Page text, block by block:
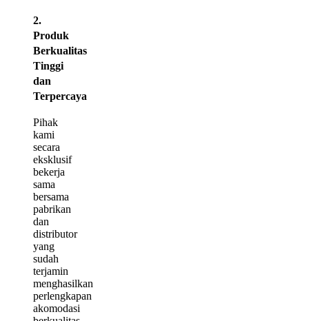
2.
Produk
Berkualitas
Tinggi
dan
Terpercaya
Pihak
kami
secara
eksklusif
bekerja
sama
bersama
pabrikan
dan
distributor
yang
sudah
terjamin
menghasilkan
perlengkapan
akomodasi